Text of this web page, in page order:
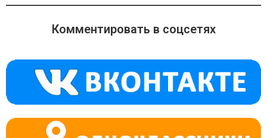
n
o
a
ss
ni
ki
e
gr
m
at
s
p
p
Комментировать в соцсетях